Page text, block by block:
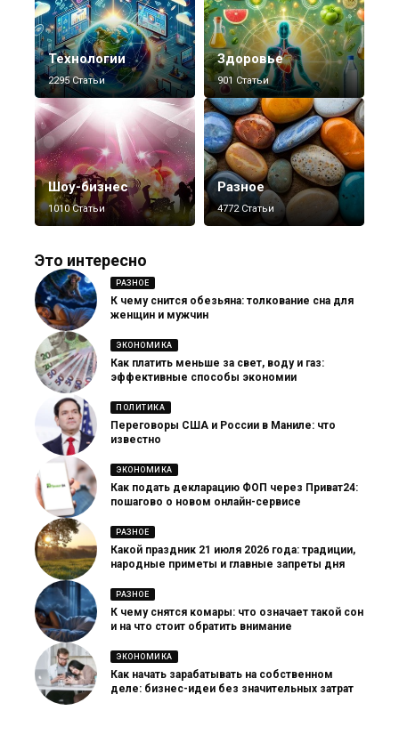
Технологии
2295 Статьи
Здоровье
901 Статьи
Шоу-бизнес
1010 Статьи
Разное
4772 Статьи
Это интересно
РАЗНОЕ
К чему снится обезьяна: толкование сна для
женщин и мужчин
ЭКОНОМИКА
Как платить меньше за свет, воду и газ:
эффективные способы экономии
ПОЛИТИКА
Переговоры США и России в Маниле: что
известно
ЭКОНОМИКА
Как подать декларацию ФОП через Приват24:
пошагово о новом онлайн-сервисе
РАЗНОЕ
Какой праздник 21 июля 2026 года: традиции,
народные приметы и главные запреты дня
РАЗНОЕ
К чему снятся комары: что означает такой сон
и на что стоит обратить внимание
ЭКОНОМИКА
Как начать зарабатывать на собственном
деле: бизнес-идеи без значительных затрат